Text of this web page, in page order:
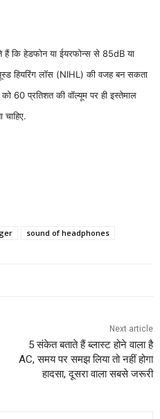
हैं कि हेडफोन या ईयरफोन्स से 85dB या
हियरिंग लॉस (NIHL) की वजह बन सकता
60 प्रतिशत की वॉल्यूम पर ही इस्तेमाल
sound of headphones
Next article
5 संकेत बताते हैं ब्‍लास्‍ट होने वाला है
AC, समय पर समझ लिया तो नहीं होगा
हादसा, दूसरा वाला सबसे जरूरी